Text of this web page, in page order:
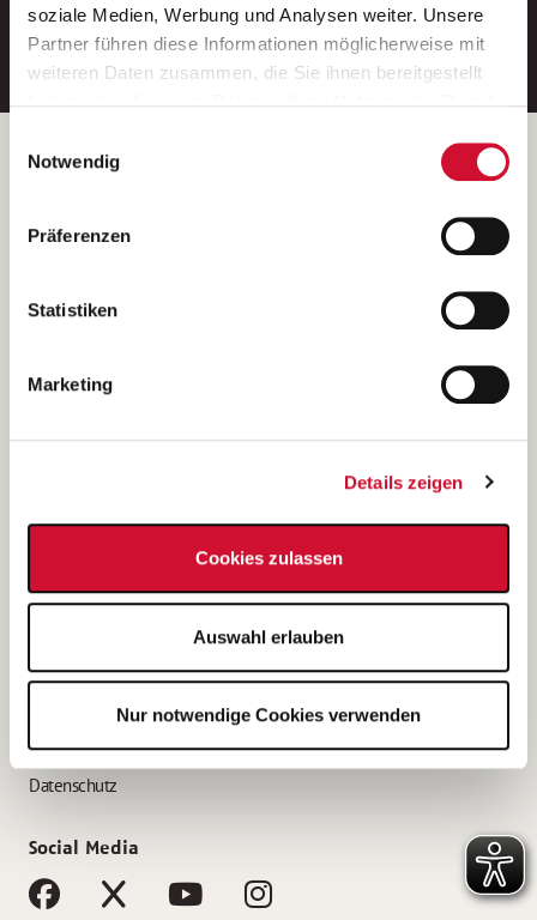
soziale Medien, Werbung und Analysen weiter. Unsere
Partner führen diese Informationen möglicherweise mit
weiteren Daten zusammen, die Sie ihnen bereitgestellt
Wenn Sie auf „Cookies zulassen“ klicken, so stimmen
Sie der Speicherung sämtlicher Cookies zu. Sie können
Ihre Einwilligung selbstverständlich jederzeit widerrufen,
indem Sie die Cookie-Einstellungen aufrufen und diese
unsererDatenschutzerklärung
Notwendig
Präferenzen
Statistiken
Marketing
Details zeigen
Cookies zulassen
Auswahl erlauben
Nur notwendige Cookies verwenden
E-Mail-Adresse eintragen
Betreiber der Webseite
Kantstraße 45a
(Ein Tochterunternehmen des AWO Bezirksverbandes Unterfranken
e.V.)
Bewerbung als Altenpflegehelfer*in
Bewerbung als Erzieher*in
AWO Gliederungen nach Bundesland
Impressum
Datenschutz
Social Media